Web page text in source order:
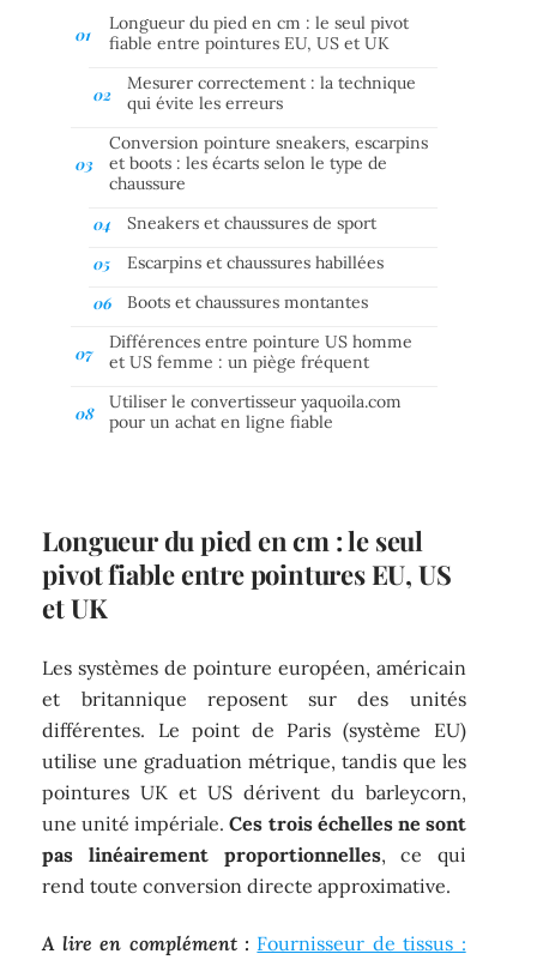
Longueur du pied en cm : le seul pivot
fiable entre pointures EU, US et UK
Mesurer correctement : la technique
qui évite les erreurs
Conversion pointure sneakers, escarpins
et boots : les écarts selon le type de
chaussure
Sneakers et chaussures de sport
Escarpins et chaussures habillées
Boots et chaussures montantes
Différences entre pointure US homme
et US femme : un piège fréquent
Utiliser le convertisseur yaquoila.com
pour un achat en ligne fiable
Longueur du pied en cm : le seul
pivot fiable entre pointures EU, US
et UK
Les systèmes de pointure européen, américain
et britannique reposent sur des unités
différentes. Le point de Paris (système EU)
utilise une graduation métrique, tandis que les
pointures UK et US dérivent du barleycorn,
une unité impériale.Ces trois échelles ne sont
pas linéairement proportionnelles, ce qui
rend toute conversion directe approximative.
A lire en complément : Fournisseur de tissus :